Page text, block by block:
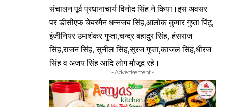
संचालन पूर्व प्रधानाचार्य विनोद सिंह ने किया।इस अवसर
पर डीसीएफ चेयरमैन धन्नजय सिंह,आलोक कुमार गुप्ता पिंटू,
इंजीनियर उमाशंकर गुप्ता,चन्द्र बहादुर सिंह, हंसराज
सिंह,राजन सिंह, सुनील सिंह,सूरज गुप्ता,काजल सिंह,धीरज
सिंह व अजय सिंह आदि लोग मौजूद रहे।
- Advertisement -